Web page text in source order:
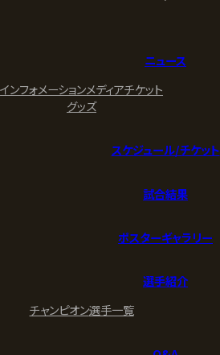
ニュース
インフォメーションメディアチケット
グッズ
スケジュール/チケット
試合結果
ポスターギャラリー
選手紹介
チャンピオン選手一覧